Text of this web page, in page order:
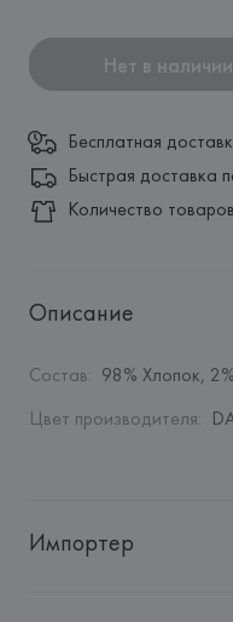
Нет в наличии
Бесплатная
Быстрая доставка
Количество
Описание
Состав: 98% Хлопок,
Цвет производителя:
Импортер